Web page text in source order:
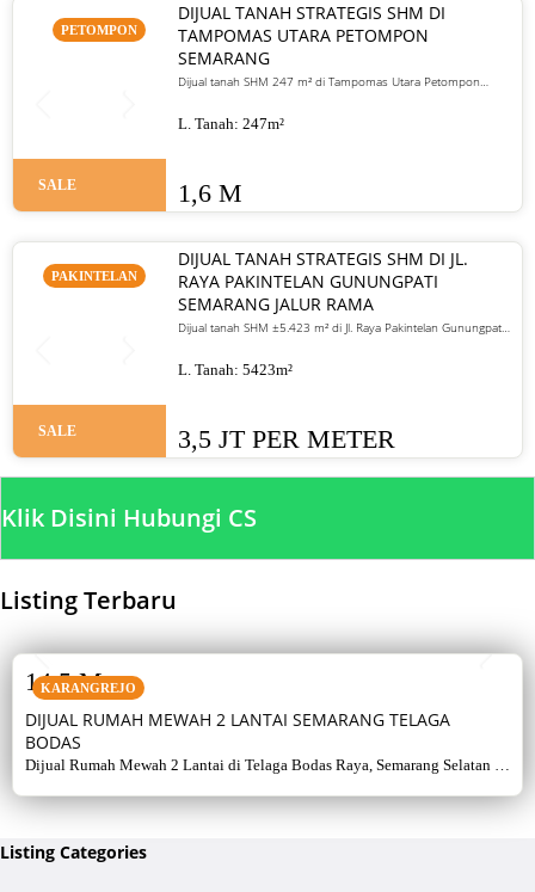
PETOMPON
SALE
DIJUAL TANAH STRATEGIS SHM DI
TAMPOMAS UTARA PETOMPON
SEMARANG
Dijual tanah SHM 247 m² di Tampomas Utara Petompon
hunian dan investasi. Harga 1,6 M nego.
L. Tanah: 247m²
1,6 M
PAKINTELAN
SALE
DIJUAL TANAH STRATEGIS SHM DI JL.
RAYA PAKINTELAN GUNUNGPATI
SEMARANG JALUR RAMA
Dijual tanah SHM ±5.423 m² di Jl. Raya Pakintelan Gunungpati
Harga 3,5 juta/meter
L. Tanah: 5423m²
3,5 JT PER METER
Klik Disini Hubungi CS
Listing Terbaru
KARANGREJO
DIJUAL RUMAH MEWAH 2 LANTAI SEMARANG TELAGA
BODAS
Dijual Rumah Mewah 2 Lantai di Telaga Bodas Raya, Semarang Selatan –
listrik 5500 watt, air artetis. Lingkungan asri & strategis.
14,5 M
Listing Categories